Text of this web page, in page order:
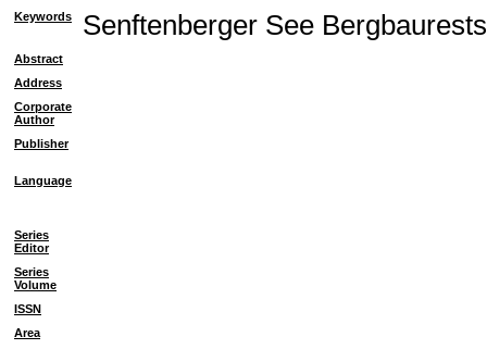
Keywords
Senftenberger See
Abstract
Address
Corporate
Author
Publisher
Language
Series
Editor
Series
Volume
ISSN
Area